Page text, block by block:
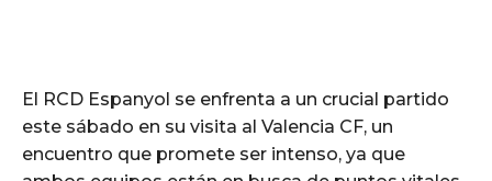
El RCD Espanyol se enfrenta a un crucial partido
este sábado en su visita al Valencia CF, un
encuentro que promete ser intenso, ya que